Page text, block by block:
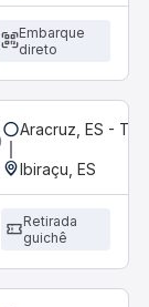
Embarque
direto
Aracruz, ES -
Ibiraçu, ES
Retirada
guichê